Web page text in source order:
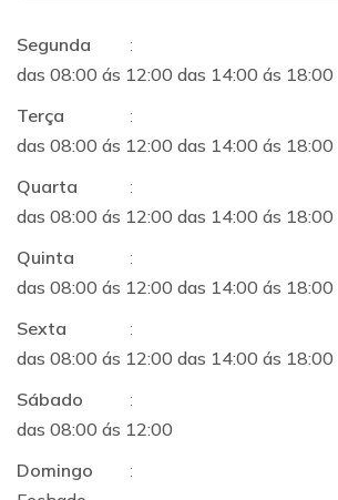
Segunda
:
das 08:00 ás 12:00 das 14:00 ás 18:00
Terça
:
das 08:00 ás 12:00 das 14:00 ás 18:00
Quarta
:
das 08:00 ás 12:00 das 14:00 ás 18:00
Quinta
:
das 08:00 ás 12:00 das 14:00 ás 18:00
Sexta
:
das 08:00 ás 12:00 das 14:00 ás 18:00
Sábado
:
das 08:00 ás 12:00
Domingo
: